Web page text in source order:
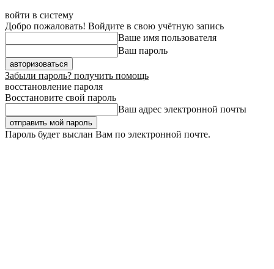
войти в систему
Добро пожаловать! Войдите в свою учётную запись
Ваше имя пользователя
Ваш пароль
Забыли пароль? получить помощь
восстановление пароля
Восстановите свой пароль
Ваш адрес электронной почты
Пароль будет выслан Вам по электронной почте.